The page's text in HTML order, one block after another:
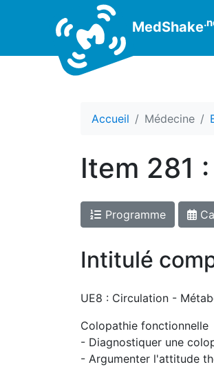
MedShake
Accueil Médecine
Item 281
Programme
Intitulé
UE8 : Circulation -
Colopathie fonctionnelle
- Diagnostiquer une
- Argumenter l'attitude